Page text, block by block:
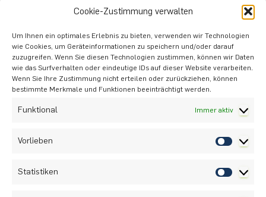
Cookie-Zustimmung verwalten
Um Ihnen ein optimales Erlebnis zu bieten, verwenden wir Technologien
wie Cookies, um Geräteinformationen zu speichern und/oder darauf
zuzugreifen. Wenn Sie diesen Technologien zustimmen, können wir Daten
wie das Surfverhalten oder eindeutige IDs auf dieser Website verarbeiten.
Wenn Sie Ihre Zustimmung nicht erteilen oder zurückziehen, können
bestimmte Merkmale und Funktionen beeinträchtigt werden.
Funktional Immer aktiv
Vorlieben
Statistiken
Arctic (Nachhaltige Entwicklung in der
europäischen Arktis) (Bewerbungsfrist:
14.02.25)
Weitere Informationen und
Bewerbung
Nutzen Sie die Chance, Ihr Wissen zu erweitern
und sich für eines dieser spannenden Module zu
ab, also zögern Sie nicht und melden Sie sich